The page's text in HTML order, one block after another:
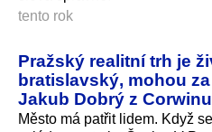
tento rok
Pražský realitní trh je
bratislavský, mohou
Jakub Dobrý z Corwinu
Město má patřit lidem. Když